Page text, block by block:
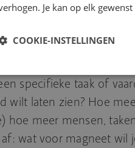
je goed in bent. Tot
talent te vragen om
schrijven. Ben duidelijk
vrije hand om een
specifieke taak of
wilt laten zien? Hoe
hoe meer mensen,
wat voor magneet wil
Je kan op elk
COOKIE-INSTELLINGEN